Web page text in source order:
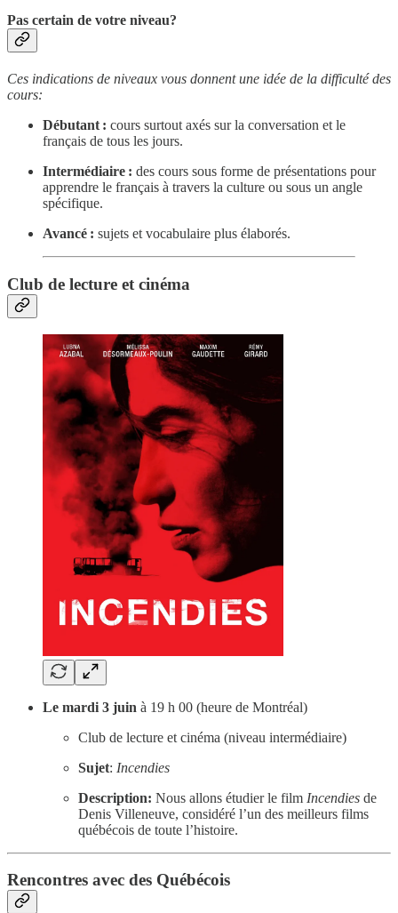
Pas certain de votre niveau?
Ces indications de niveaux vous donnent une idée de la difficulté des
cours:
Débutant : cours surtout axés sur la conversation et le
français de tous les jours.
Intermédiaire : des cours sous forme de présentations pour
apprendre le français à travers la culture ou sous un angle
spécifique.
Avancé : sujets et vocabulaire plus élaborés.
Club de lecture et cinéma
Le mardi 3 juin à 19 h 00 (heure de Montréal)
Club de lecture et cinéma (niveau intermédiaire)
Sujet: Incendies
Description: Nous allons étudier le film Incendies de
Denis Villeneuve, considéré l’un des meilleurs films
québécois de toute l’histoire.
Rencontres avec des Québécois